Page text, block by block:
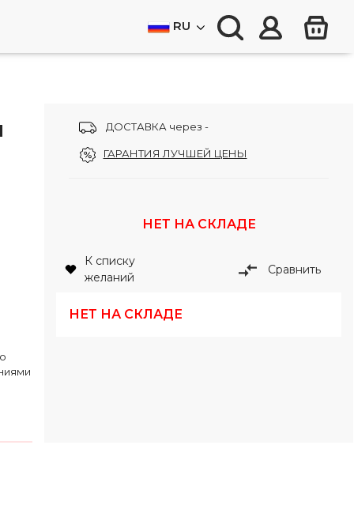
RU
ДОСТАВКА через -
ГАРАНТИЯ ЛУЧШЕЙ ЦЕНЫ
НЕТ НА СКЛАДЕ
К списку
желаний
Сравнить
НЕТ НА СКЛАДЕ